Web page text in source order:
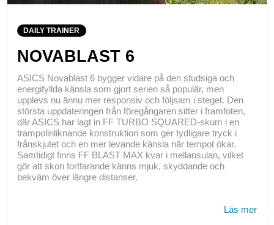
DAILY TRAINER
NOVABLAST 6
ASICS Novablast 6 bygger vidare på den studsiga och
energifyllda känsla som gjort serien så populär, men
upplevs nu ännu mer responsiv och följsam i steget. Den
största uppdateringen från föregångaren sitter i framfoten,
där ASICS har lagt in FF TURBO SQUARED-skum i en
trampolinliknande konstruktion som ger tydligare tryck i
frånskjutet och en mer levande känsla när tempot ökar.
Samtidigt finns FF BLAST MAX kvar i mellansulan, vilket
gör att skon fortfarande känns mjuk, skyddande och
bekväm över längre distanser.
Läs mer